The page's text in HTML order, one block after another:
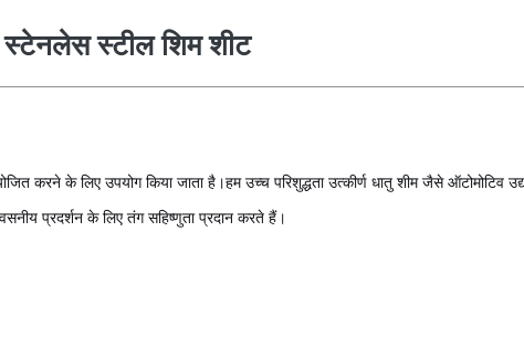
स्टील शिम शीट
के लिए उपयोग किया जाता है।हम उच्च परिशुद्धता उत्कीर्ण धातु शीम जैसे ऑटोमोटिव
प्रदर्शन के लिए तंग सहिष्णुता प्रदान करते हैं।